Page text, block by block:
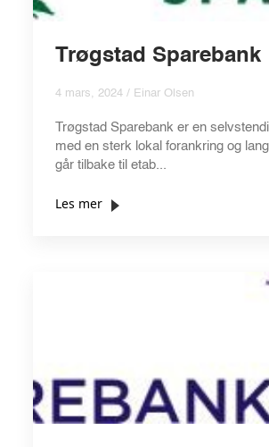
Trøgstad Sparebank
4 mars, 2024 / Einar Olsen
Trøgstad Sparebank er en
med en sterk lokal forankring og
går tilbake til etab...
Les mer